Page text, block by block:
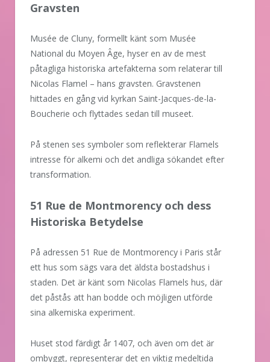
Gravsten
Musée de Cluny, formellt känt som Musée
National du Moyen Âge, hyser en av de mest
påtagliga historiska artefakterna som relaterar till
Nicolas Flamel – hans gravsten. Gravstenen
hittades en gång vid kyrkan Saint-Jacques-de-la-
Boucherie och flyttades sedan till museet.
På stenen ses symboler som reflekterar Flamels
intresse för alkemi och det andliga sökandet efter
transformation.
51 Rue de Montmorency och dess
Historiska Betydelse
På adressen 51 Rue de Montmorency i Paris står
ett hus som sägs vara det äldsta bostadshus i
staden. Det är känt som Nicolas Flamels hus, där
det påstås att han bodde och möjligen utförde
sina alkemiska experiment.
Huset stod färdigt år 1407, och även om det är
ombyggt, representerar det en viktig medeltida